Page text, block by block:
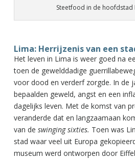
Steetfood in de hoofdstad
Lima: Herrijzenis van een
Het leven in Lima is weer goed na
toen de gewelddadige
voor dood en verderf zorgde. In de
bepaalden geweld, angst en een
dagelijks leven. Met de komst van
veranderde dat en langzaamaan
van de swinging sixties. Toen was
stad waar veel uit Europa
museum werd ontworpen door